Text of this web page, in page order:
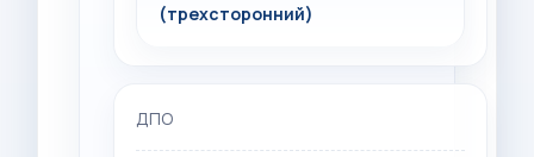
(трехсторонний)
ДПО